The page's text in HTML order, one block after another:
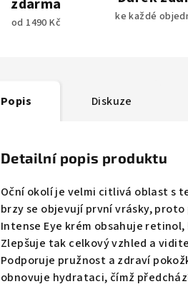
zdarma
od 1490 Kč ke každé
Popis Diskuze
Detailní popis produktu
Oční okolí je velmi citlivá oblast s
brzy se objevují první vrásky,
Intense Eye krém obsahuje
Zlepšuje tak celkový vzhled a
Podporuje pružnost a zdraví
obnovuje hydrataci, čímž